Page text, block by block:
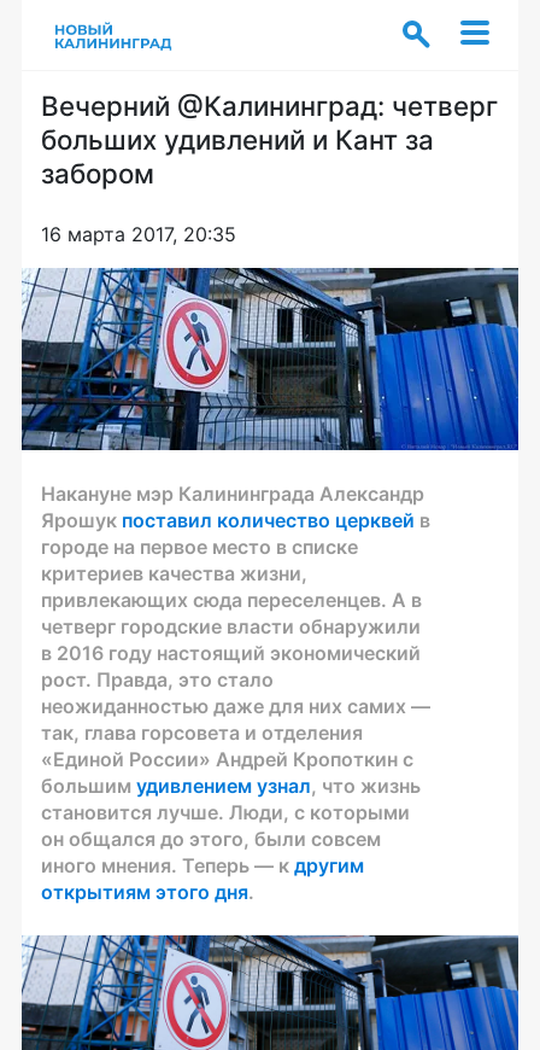
Вечерний @Калининград: четверг
больших удивлений и Кант за
забором
16 марта 2017, 20:35
Накануне мэр Калининграда Александр
Ярошук поставил количество церквей в
городе на первое место в списке
критериев качества жизни,
привлекающих сюда переселенцев. А в
четверг городские власти обнаружили
в 2016 году настоящий экономический
рост. Правда, это стало
неожиданностью даже для них самих —
так, глава горсовета и отделения
«Единой России» Андрей Кропоткин с
большим удивлением узнал, что жизнь
становится лучше. Люди, с которыми
он общался до этого, были совсем
иного мнения. Теперь — к другим
открытиям этого дня.